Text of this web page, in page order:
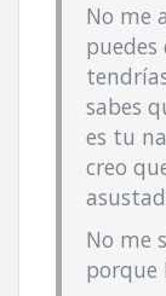
No me
sabes
es tu
creo
No me
porque